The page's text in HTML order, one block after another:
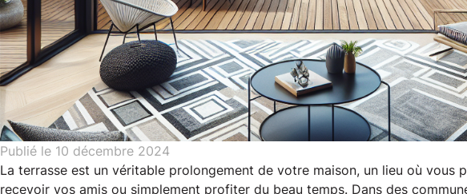
Publié le 10 décembre 2024
La terrasse est un véritable prolongement de votre maison, un lieu où vous
recevoir vos amis ou simplement profiter du beau temps. Dans des